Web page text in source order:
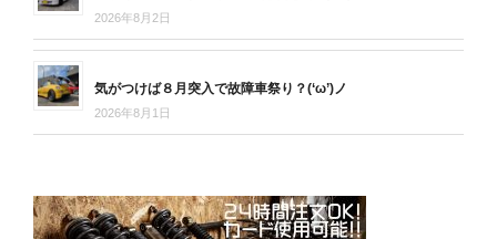
2026年8月2日
気がつけば８月突入で故障車祭り？(‘ω’)ノ
2026年8月1日